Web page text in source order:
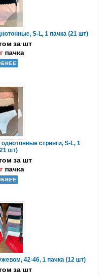
S-L, 1 пачка (21 шт)
за шт
пачка
стринги, S-L, 1
шт)
за шт
пачка
42-46, 1 пачка (12 шт)
за шт